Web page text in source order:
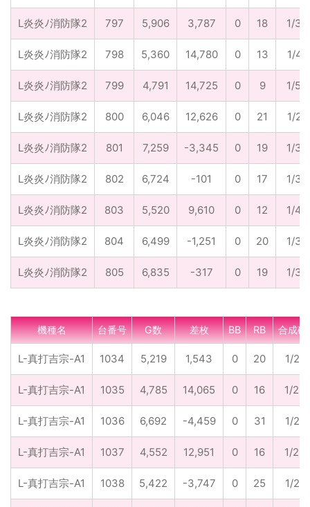
L炎炎ﾉ消防隊2 797 5,906 3,787 0 18 1/
L炎炎ﾉ消防隊2 798 5,360 14,780 0 13 1/
L炎炎ﾉ消防隊2 799 4,791 14,725 0 9 1/
L炎炎ﾉ消防隊2 800 6,046 12,626 0 21 1/
L炎炎ﾉ消防隊2 801 7,259 -3,345 0 19 1/
L炎炎ﾉ消防隊2 802 6,724 -101 0 17 1/
L炎炎ﾉ消防隊2 803 5,520 9,610 0 12 1/
L炎炎ﾉ消防隊2 804 6,499 -1,251 0 20 1/
L炎炎ﾉ消防隊2 805 6,835 -317 0 19 1/
機種名 台番号 G数 差枚 BB RB 合成確
L-真打吉宗-A1 1034 5,219 1,543 0 20 1/261
L-真打吉宗-A1 1035 4,785 14,065 0 16 1/
L-真打吉宗-A1 1036 6,692 -4,459 0 31 1/216
L-真打吉宗-A1 1037 4,552 12,951 0 16 1/
L-真打吉宗-A1 1038 5,422 -3,747 0 25 1/217